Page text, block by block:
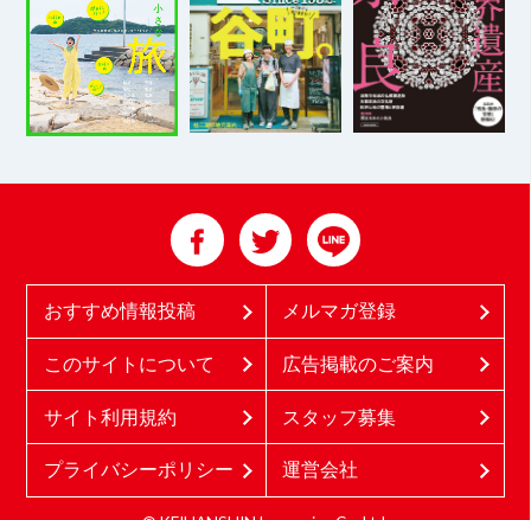
おすすめ情報投稿 メルマガ登録
このサイトについて 広告掲載のご案内
サイト利用規約 スタッフ募集
プライバシーポリシー 運営会社